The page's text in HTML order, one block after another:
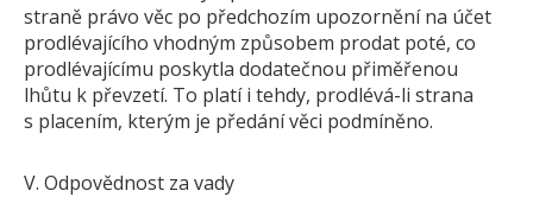
straně právo věc po předchozím upozornění na účet
prodlévajícího vhodným způsobem prodat poté, co
prodlévajícímu poskytla dodatečnou přiměřenou
lhůtu k převzetí. To platí i tehdy, prodlévá-li strana
s placením, kterým je předání věci podmíněno.
V. Odpovědnost za vady